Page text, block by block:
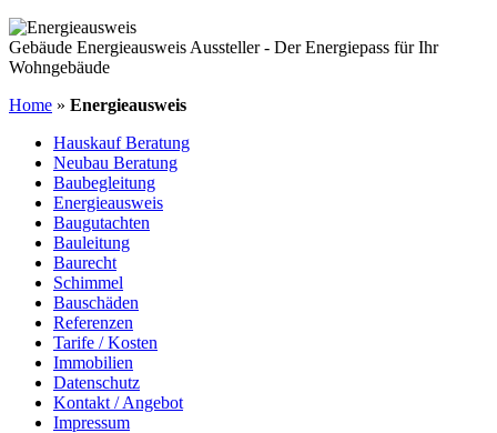
Gebäude Energieausweis Aussteller - Der Energiepass für Ihr
Wohngebäude
Home » Energieausweis
Hauskauf Beratung
Neubau Beratung
Baubegleitung
Energieausweis
Baugutachten
Bauleitung
Baurecht
Schimmel
Bauschäden
Referenzen
Tarife / Kosten
Immobilien
Datenschutz
Kontakt / Angebot
Impressum